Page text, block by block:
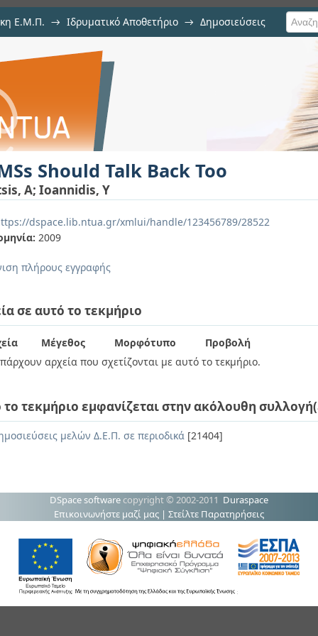
Ε.Μ.Π. → Ιδρυματικό Αποθετήριο → Δημοσιεύσεις
Too
Should Talk Back Too
A; Ioannidis, Y
dspace.lib.ntua.gr/xmlui/handle/123456789/28522
2009
πλήρους εγγραφής
σε αυτό το τεκμήριο
Μέγεθος Μορφότυπο
Προβολή
αρχεία που σχετίζονται με αυτό το τεκμήριο.
το τεκμήριο εμφανίζεται στην ακόλουθη
μελών Δ.Ε.Π. σε περιοδικά [21404]
DSpace software copyright © 2002-2011 Duraspace
Επικοινωνήστε μαζί μας | Στείλτε Παρατηρήσεις